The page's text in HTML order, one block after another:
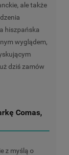
ale także
hiszpańska
wyglądem,
dziś zamów
Comas,
z myślą o